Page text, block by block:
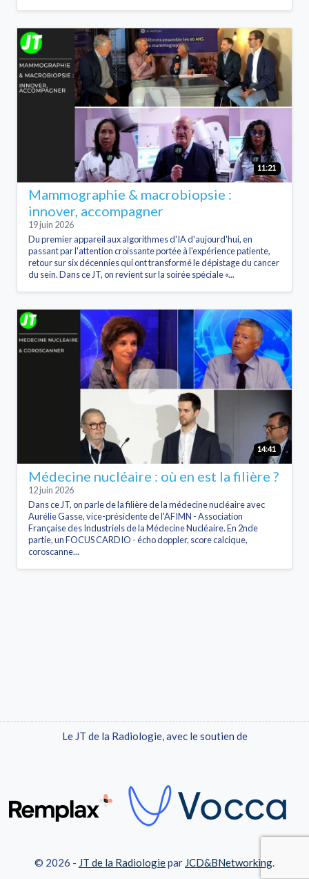
11:21
Mammographie & macrobiopsie :
innover, accompagner
19 juin 2026
Du premier appareil aux algorithmes d'IA d'aujourd'hui, en
passant par l'attention croissante portée à l'expérience patiente,
retour sur six décennies qui ont transformé le dépistage du cancer
du sein. Dans ce JT, on revient sur la soirée spéciale «...
14:41
Médecine nucléaire : où en est la filière ?
12 juin 2026
Dans ce JT, on parle de la filière de la médecine nucléaire avec
Aurélie Gasse, vice-présidente de l'AFIMN - Association
Française des Industriels de la Médecine Nucléaire. En 2nde
partie, un FOCUS CARDIO - écho doppler, score calcique,
coroscanne...
Le JT de la Radiologie, avec le soutien de
© 2026 - JT de la Radiologiepar JCD&BNetworking